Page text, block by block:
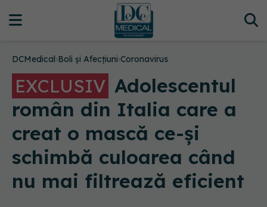
DCMedical›Boli și Afecțiuni›Coronavirus
EXCLUSIV Adolescentul
român din Italia care a
creat o mască ce-și
schimbă culoarea când
nu mai filtrează eficient